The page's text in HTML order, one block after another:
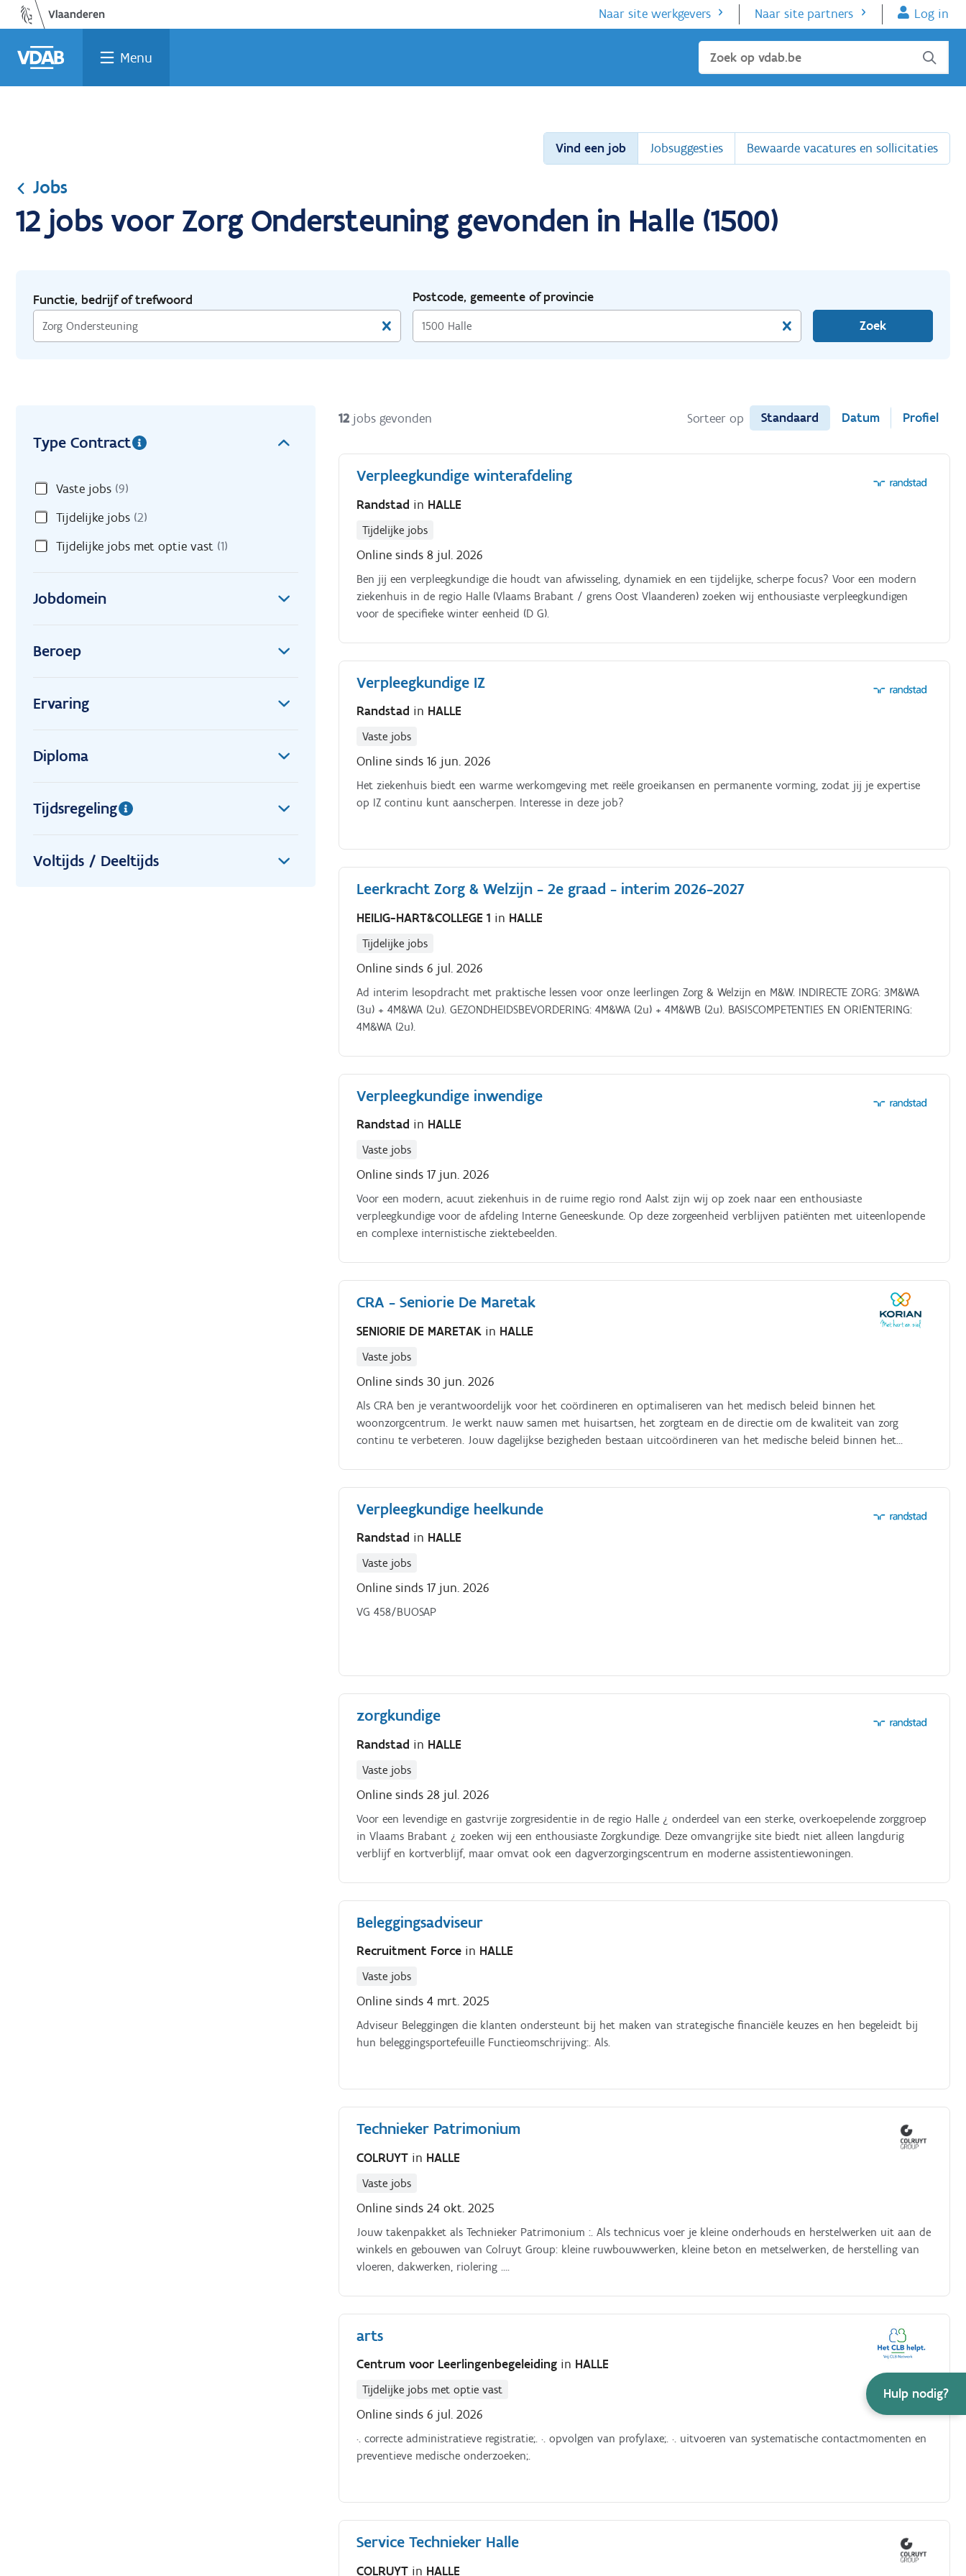
Ga
naar
de
inhoud
Vind
een
job
Vind
een
opleiding
Welke
job
past
bij
Terug
naar
home
Naar site werkgevers Naar site partners Log in
Menu Sluiten
Hulp nodig?
Vind een job Jobsuggesties Bewaarde vacatures en sollicitaties
Jobs
12 jobs voor Zorg Ondersteuning gevonden in Halle (1500)
Functie, bedrijf of trefwoord
Postcode, gemeente of provincie
Zoek
Type Contract
Vaste jobs (9)
Tijdelijke jobs (2)
Tijdelijke jobs met optie vast (1)
Jobdomein
Beroep
Ervaring
Diploma
Tijdsregeling
Voltijds / Deeltijds
12 jobs gevonden Sorteer op Standaard Datum Profiel
Verpleegkundige winterafdeling
Randstad in HALLE
Tijdelijke jobs
Online sinds 8 jul. 2026
Ben jij een verpleegkundige die houdt van afwisseling, dynamiek en een tijdelijke, scherpe focus? Voor een modern
ziekenhuis in de regio Halle (Vlaams Brabant / grens Oost Vlaanderen) zoeken wij enthousiaste verpleegkundigen
voor de specifieke winter eenheid (D G).
Verpleegkundige IZ
Randstad in HALLE
Vaste jobs
Online sinds 16 jun. 2026
Het ziekenhuis biedt een warme werkomgeving met reële groeikansen en permanente vorming, zodat jij je expertise
op IZ continu kunt aanscherpen. Interesse in deze job?
Leerkracht Zorg & Welzijn - 2e graad - interim 2026-2027
HEILIG-HART&COLLEGE 1 in HALLE
Tijdelijke jobs
Online sinds 6 jul. 2026
Ad interim lesopdracht met praktische lessen voor onze leerlingen Zorg & Welzijn en M&W. INDIRECTE ZORG: 3M&WA
(3u) + 4M&WA (2u). GEZONDHEIDSBEVORDERING: 4M&WA (2u) + 4M&WB (2u). BASISCOMPETENTIES EN ORIËNTERING:
4M&WA (2u).
Verpleegkundige inwendige
Randstad in HALLE
Vaste jobs
Online sinds 17 jun. 2026
Voor een modern, acuut ziekenhuis in de ruime regio rond Aalst zijn wij op zoek naar een enthousiaste
verpleegkundige voor de afdeling Interne Geneeskunde. Op deze zorgeenheid verblijven patiënten met uiteenlopende
en complexe internistische ziektebeelden.
CRA - Seniorie De Maretak
SENIORIE DE MARETAK in HALLE
Vaste jobs
Online sinds 30 jun. 2026
Als CRA ben je verantwoordelijk voor het coördineren en optimaliseren van het medisch beleid binnen het
woonzorgcentrum. Je werkt nauw samen met huisartsen, het zorgteam en de directie om de kwaliteit van zorg
continu te verbeteren. Jouw dagelijkse bezigheden bestaan uitcoördineren van het medische beleid binnen het
behandelende huisartsen en externe partners;waken over de kwaliteit en continuïteit van de
zorgverlening;implementeren en opvolgen van richtlijnen en procedures;bijdragen aan een multidisciplinaire
samenwerking.
Verpleegkundige heelkunde
Randstad in HALLE
Vaste jobs
Online sinds 17 jun. 2026
VG 458/BUOSAP
zorgkundige
Randstad in HALLE
Vaste jobs
Online sinds 28 jul. 2026
Voor een levendige en gastvrije zorgresidentie in de regio Halle ¿ onderdeel van een sterke, overkoepelende zorggroep
in Vlaams Brabant ¿ zoeken wij een enthousiaste Zorgkundige. Deze omvangrijke site biedt niet alleen langdurig
verblijf en kortverblijf, maar omvat ook een dagverzorgingscentrum en moderne assistentiewoningen.
Beleggingsadviseur
Recruitment Force in HALLE
Vaste jobs
Online sinds 4 mrt. 2025
Adviseur Beleggingen die klanten ondersteunt bij het maken van strategische financiële keuzes en hen begeleidt bij
hun beleggingsportefeuille Functieomschrijving:. Als.
Technieker Patrimonium
COLRUYT in HALLE
Vaste jobs
Online sinds 24 okt. 2025
Jouw takenpakket als Technieker Patrimonium :. Als technicus voer je kleine onderhouds en herstelwerken uit aan de
winkels en gebouwen van Colruyt Group: kleine ruwbouwwerken, kleine beton en metselwerken, de herstelling van
vloeren, dakwerken, riolering ….
arts
Centrum voor Leerlingenbegeleiding in HALLE
Tijdelijke jobs met optie vast
Online sinds 6 jul. 2026
·. correcte administratieve registratie;. ·. opvolgen van profylaxe;. ·. uitvoeren van systematische contactmomenten en
preventieve medische onderzoeken;.
Service Technieker Halle
COLRUYT in HALLE